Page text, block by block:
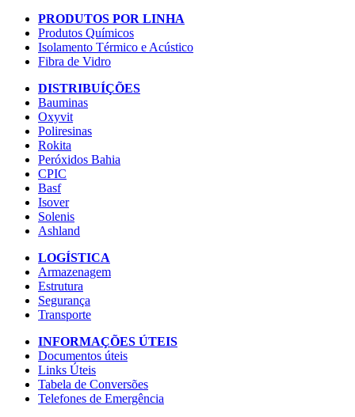
PRODUTOS POR LINHA
Produtos Químicos
Isolamento Térmico e Acústico
Fibra de Vidro
DISTRIBUÍÇÕES
Bauminas
Oxyvit
Poliresinas
Rokita
Peróxidos Bahia
CPIC
Basf
Isover
Solenis
Ashland
LOGÍSTICA
Armazenagem
Estrutura
Segurança
Transporte
INFORMAÇÕES ÚTEIS
Documentos úteis
Links Úteis
Tabela de Conversões
Telefones de Emergência